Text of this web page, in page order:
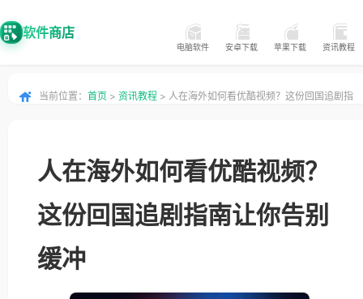
软件商店
电脑软件 安卓下载 苹果下载 资讯教程
当前位置： 首页 > 资讯教程 > 人在海外如何看优酷视频？这份回国追剧指
人在海外如何看优酷视频？
这份回国追剧指南让你告别
缓冲